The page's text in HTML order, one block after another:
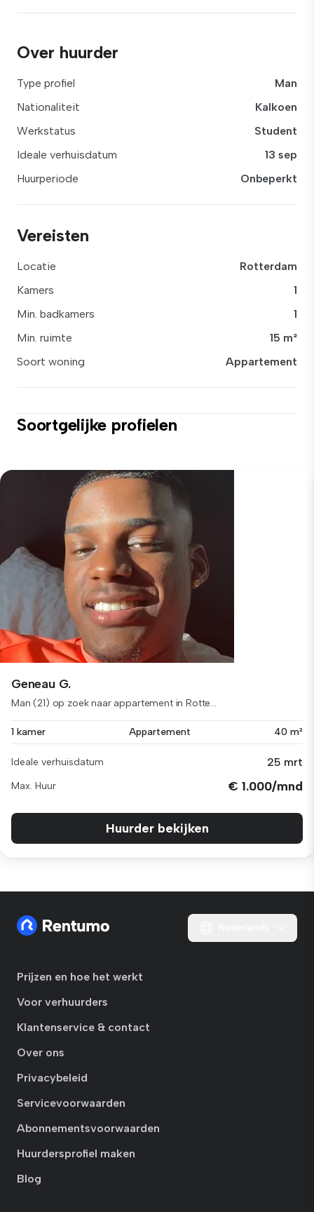
Over huurder
Type profiel
Man
Nationaliteit
Kalkoen
Werkstatus
Student
Ideale verhuisdatum
13 sep
Huurperiode
Onbeperkt
Vereisten
Locatie
Rotterdam
Kamers
1
Min. badkamers
1
Min. ruimte
15 m²
Soort woning
Appartement
Soortgelijke profielen
Geneau G.
Man (21) op zoek naar appartement in Rotte...
1 kamer Appartement 40 m²
Ideale verhuisdatum 25 mrt
Max. Huur € 1.000/mnd
Huurder bekijken
Prijzen en hoe het werkt
Voor verhuurders
Klantenservice & contact
Over ons
Privacybeleid
Servicevoorwaarden
Abonnementsvoorwaarden
Huurdersprofiel maken
Blog